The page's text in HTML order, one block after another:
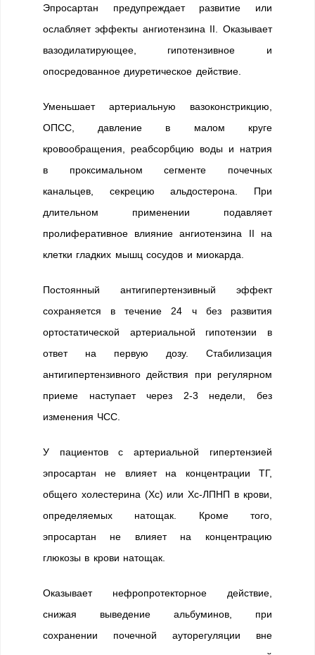
Эпросартан предупреждает развитие или
ослабляет эффекты ангиотензина II. Оказывает
вазодилатирующее, гипотензивное и
опосредованное диуретическое действие.
Уменьшает артериальную вазоконстрикцию,
ОПСС, давление в малом круге
кровообращения, реабсорбцию воды и натрия
в проксимальном сегменте почечных
канальцев, секрецию альдостерона. При
длительном применении подавляет
пролиферативное влияние ангиотензина II на
клетки гладких мышц сосудов и миокарда.
Постоянный антигипертензивный эффект
сохраняется в течение 24 ч без развития
ортостатической артериальной гипотензии в
ответ на первую дозу. Стабилизация
антигипертензивного действия при регулярном
приеме наступает через 2-3 недели, без
изменения ЧСС.
У пациентов с артериальной гипертензией
эпросартан не влияет на концентрации ТГ,
общего холестерина (Хс) или Хс-ЛПНП в крови,
определяемых натощак. Кроме того,
эпросартан не влияет на концентрацию
глюкозы в крови натощак.
Оказывает нефропротекторное действие,
снижая выведение альбуминов, при
сохранении почечной ауторегуляции вне